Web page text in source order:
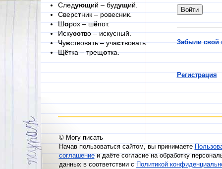
Следующий – будущий.
Сверстник – ровесник.
Шорох – шёпот.
Искусство – искусный.
Чувствовать – участвовать.
Щётка – трещотка.
Забыли свой
Регистрация
© Могу писать
Начав пользоваться сайтом, вы принимаете
соглашениеи даёте согласие на обработку
данных в соответствии сПолитикой